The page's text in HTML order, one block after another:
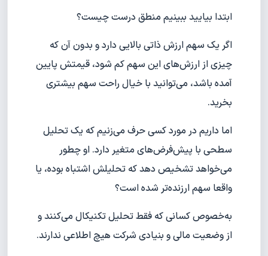
ابتدا بیایید ببینیم منطق درست چیست؟
اگر یک سهم ارزش ذاتی بالایی دارد و بدون آن که
چیزی از ارزش‌های این سهم کم شود، قیمتش پایین
آمده باشد، می‌توانید با خیال راحت سهم بیشتری
بخرید.
اما داریم در مورد کسی حرف می‌زنیم که یک تحلیل
سطحی با پیش‌فرض‌های متغیر دارد. او چطور
می‌خواهد تشخیص دهد که تحلیلش اشتباه بوده، یا
واقعا سهم ارزنده‌تر شده است؟
به‌خصوص کسانی که فقط تحلیل تکنیکال می‌کنند و
از وضعیت مالی و بنیادی شرکت هیچ اطلاعی ندارند.